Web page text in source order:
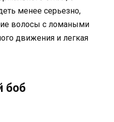
менее серьезно,
волосы с ломаными
движения и легкая
боб